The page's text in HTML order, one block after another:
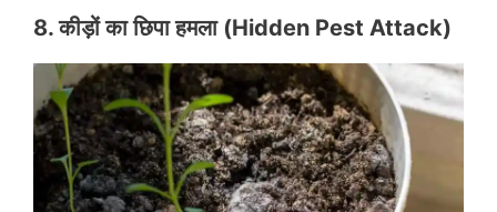
8. कीड़ों का छिपा हमला (Hidden Pest Attack)